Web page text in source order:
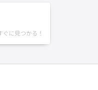
に見つかる！